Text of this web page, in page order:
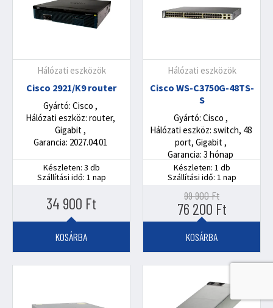
Hálózati eszközök
Cisco 2921/K9 router
Gyártó: Cisco
Hálózati eszköz: router,
Gigabit
Garancia: 2027.04.01
Készleten: 3 db
Szállítási idő: 1 nap
34 900 Ft
KOSÁRBA
Hálózati eszközök
Cisco WS-C3750G-48TS-
S
Gyártó: Cisco
Hálózati eszköz: switch, 48
port, Gigabit
Garancia: 3 hónap
Készleten: 1 db
Szállítási idő: 1 nap
99 900Ft
Original
price
was:
99
900 Ft.
76 200 FtCurrent
price
76
200 Ft.
KOSÁRBA